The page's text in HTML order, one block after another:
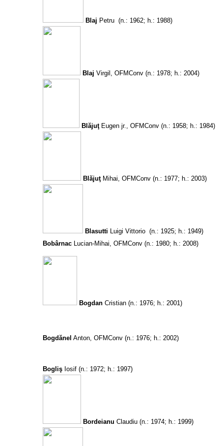
Blaj Petru (n.: 1962; h.: 1988)
Blaj Virgil, OFMConv (n.: 1978; h.: 2004)
BlăjuţEugen jr., OFMConv (n.: 1958; h.: 1984)
BlăjuţMihai, OFMConv (n.: 1977; h.: 2003)
Blasutti Luigi Vittorio (n.: 1925; h.: 1949)
BobârnacLucian-Mihai, OFMConv (n.: 1980; h.: 2008)
BogdanCristian (n.: 1976; h.: 2001)
Bogdănel Anton, OFMConv (n.: 1976; h.: 2002)
BoglişIosif(n.: 1972; h.: 1997)
Bordeianu Claudiu(n.: 1974; h.: 1999)